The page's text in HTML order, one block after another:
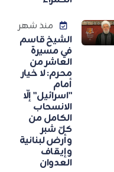
منذ شهر
الشيخ قاسم
في مسيرة
العاشر من
محرم: لا خيار
أمام
"اسرائيل" إلّا
الانسحاب
الكامل من
كلّ شبر
وأرض لبنانية
وإيقاف
العدوان